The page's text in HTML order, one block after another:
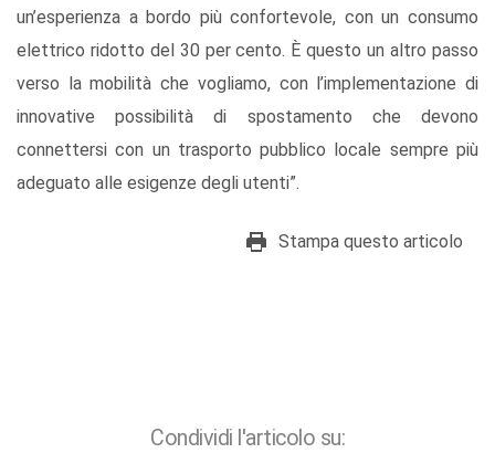
un’esperienza a bordo più confortevole, con un consumo
elettrico ridotto del 30 per cento. È questo un altro passo
verso la mobilità che vogliamo, con l’implementazione di
innovative possibilità di spostamento che devono
connettersi con un trasporto pubblico locale sempre più
adeguato alle esigenze degli utenti”.
Stampa questo articolo
Condividi l'articolo su: